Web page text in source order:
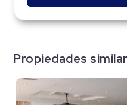
Propiedades